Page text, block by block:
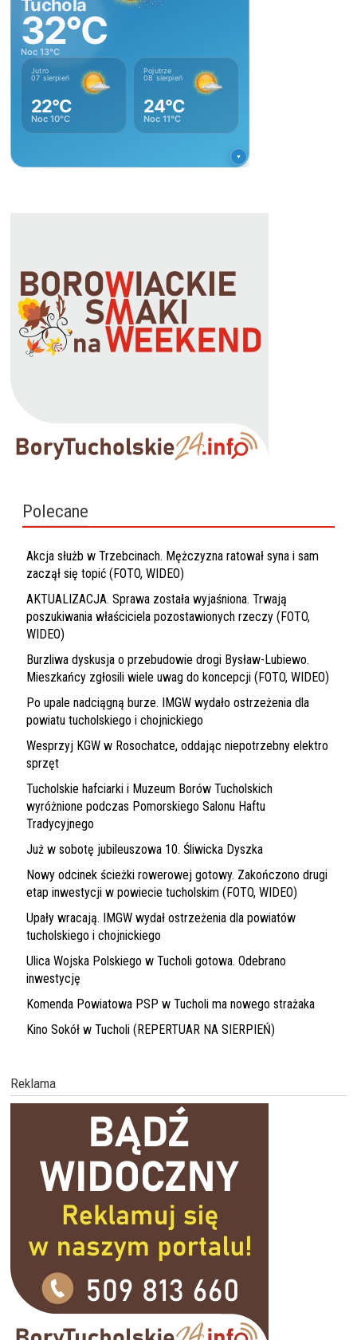
Polecane
Akcja służb w Trzebcinach. Mężczyzna ratował syna i sam
zaczął się topić (FOTO, WIDEO)
AKTUALIZACJA. Sprawa została wyjaśniona. Trwają
poszukiwania właściciela pozostawionych rzeczy (FOTO,
WIDEO)
Burzliwa dyskusja o przebudowie drogi Bysław-Lubiewo.
Mieszkańcy zgłosili wiele uwag do koncepcji (FOTO, WIDEO)
Po upale nadciągną burze. IMGW wydało ostrzeżenia dla
powiatu tucholskiego i chojnickiego
Wesprzyj KGW w Rosochatce, oddając niepotrzebny elektro
sprzęt
Tucholskie hafciarki i Muzeum Borów Tucholskich
wyróżnione podczas Pomorskiego Salonu Haftu
Tradycyjnego
Już w sobotę jubileuszowa 10. Śliwicka Dyszka
Nowy odcinek ścieżki rowerowej gotowy. Zakończono drugi
etap inwestycji w powiecie tucholskim (FOTO, WIDEO)
Upały wracają. IMGW wydał ostrzeżenia dla powiatów
tucholskiego i chojnickiego
Ulica Wojska Polskiego w Tucholi gotowa. Odebrano
inwestycję
Komenda Powiatowa PSP w Tucholi ma nowego strażaka
Kino Sokół w Tucholi (REPERTUAR NA SIERPIEŃ)
Reklama